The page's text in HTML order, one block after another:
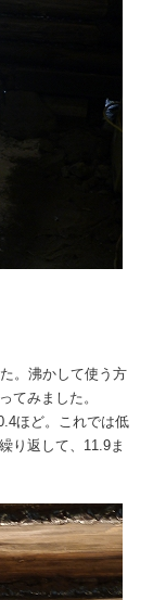
。沸かして使う方
てみました。
ほど。これでは低
り返して、11.9ま